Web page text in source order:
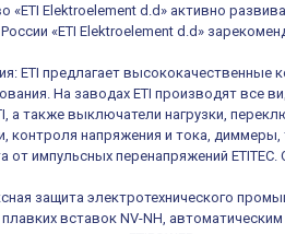
«ETI Elektroelement d.d» активно
«ETI Elektroelement d.d»
ETI предлагает высококачественные
На заводах ETI производят все
также выключатели нагрузки,
контроля напряжения и тока,
импульсных перенапряжений
защита электротехнического
вставок NV-NH,